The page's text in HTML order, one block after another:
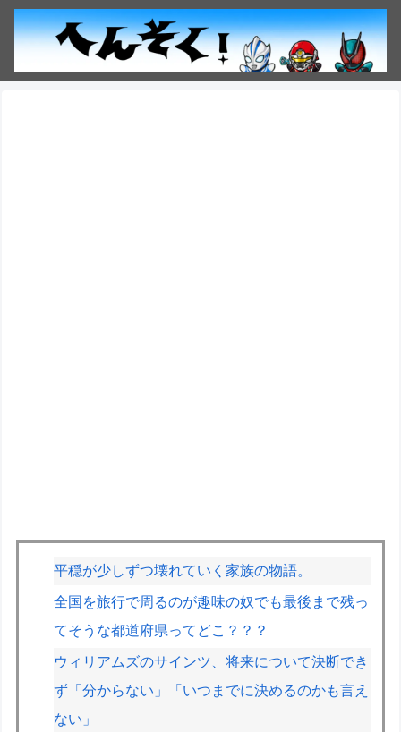
平穏が少しずつ壊れていく家族の物語。
全国を旅行で周るのが趣味の奴でも最後まで残っ
てそうな都道府県ってどこ？？？
ウィリアムズのサインツ、将来について決断でき
ず「分からない」「いつまでに決めるのかも言え
ない」